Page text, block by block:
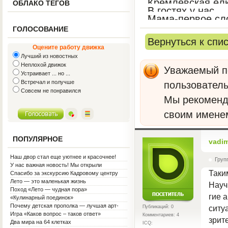
ОБЛАКО ТЕГОВ
ГОЛОСОВАНИЕ
Оцените работу движка
Лучший из новостных
Неплохой движок
Устраивает ... но ...
Встречал и получше
Совсем не понравился
ПОПУЛЯРНОЕ
Наш двор стал еще уютнее и красочнее!
У нас важная новость! Мы открыли
Социальную гостиную.
Спасибо за экскурсию Кадровому центру
Лето — это маленькая жизнь
Поход «Лето — чудная пора»
«Кулинарный поединок»
Почему детская прополка — лучшая арт-
терапия для воспитателя?
Игра «Каков вопрос – таков ответ»
Два мира на 64 клетках
Кремлёвская
В гостях у нас
Мама-первое
Вернуться к
Уважаемый
Мы
своим
Публикаций: 0
Комментариев: 4
ICQ:
гие